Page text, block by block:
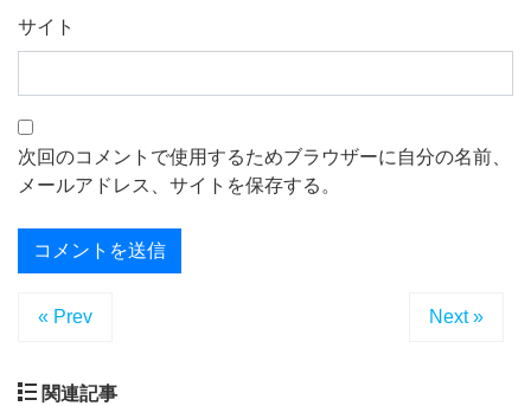
サイト
次回のコメントで使用するためブラウザーに自分の名前、
メールアドレス、サイトを保存する。
« Prev Next »
関連記事